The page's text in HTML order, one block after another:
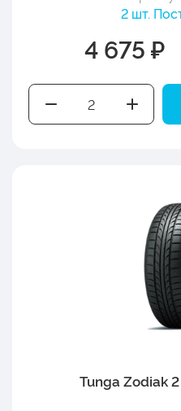
2 шт.
4 675 ₽
Tunga Zodiak